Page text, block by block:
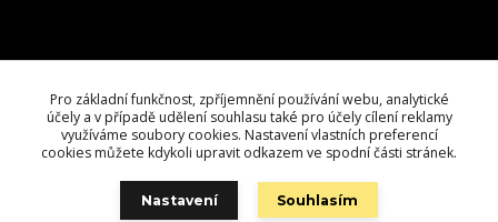
Pro základní funkčnost, zpříjemnění používání webu, analytické
účely a v případě udělení souhlasu také pro účely cílení reklamy
využíváme soubory cookies. Nastavení vlastních preferencí
cookies můžete kdykoli upravit odkazem ve spodní části stránek.
Nastavení Souhlasím